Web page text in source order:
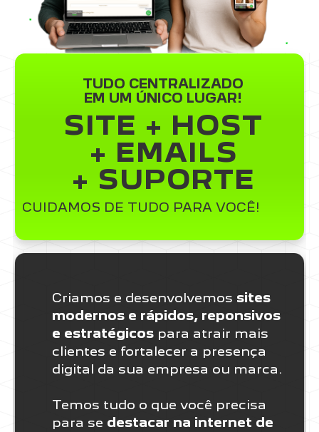
TUDO CENTRALIZADO
EM UM ÚNICO LUGAR!
SITE + HOST
+ EMAILS
+ SUPORTE
CUIDAMOS DE TUDO PARA VOCÊ!
Criamos e desenvolvemos sites
modernos e rápidos, reponsivos
e estratégicos para atrair mais
clientes e fortalecer a presença
digital da sua empresa ou marca.
Temos tudo o que você precisa
para se destacar na internet de